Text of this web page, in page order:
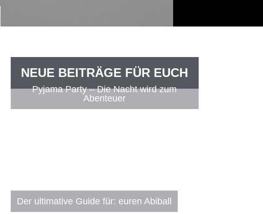
NEUE BEITRÄGE FÜR EUCH
Pyjama Party – Die Nacht wird zum
Abenteuer
Der ultimative Guide für: euren Abiball